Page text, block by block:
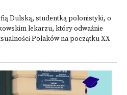
Dulską, studentką polonistyki, o
lekarzu, który odważnie
Polaków na początku XX